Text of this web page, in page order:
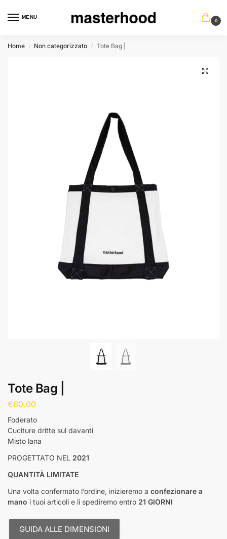
MENU
0
Home / Non categorizzato / Tote Bag |
Tote Bag |
€60.00
Foderato
Cuciture dritte sul davanti
Misto lana
PROGETTATO NEL 2021
QUANTITÀ LIMITATE
Una volta confermato l’ordine, inizieremo a confezionare a
mano i tuoi articoli e li spediremo entro 21 GIORNI
GUIDA ALLE DIMENSIONI